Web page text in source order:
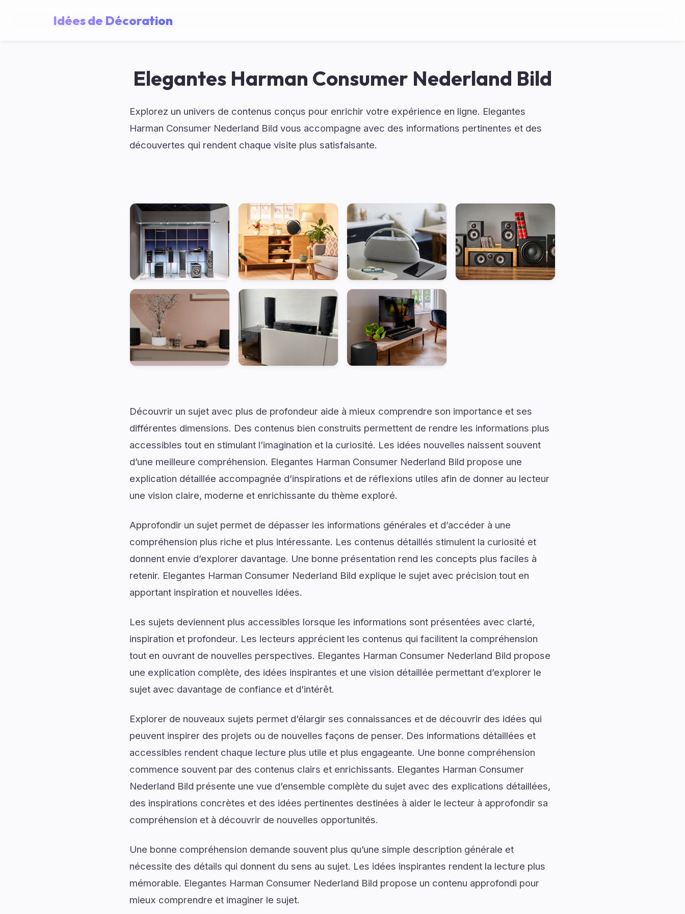
Idées de Décoration
Elegantes Harman Consumer Nederland Bild
Explorez un univers de contenus conçus pour enrichir votre expérience en ligne. Elegantes
Harman Consumer Nederland Bild vous accompagne avec des informations pertinentes et des
découvertes qui rendent chaque visite plus satisfaisante.
Découvrir un sujet avec plus de profondeur aide à mieux comprendre son importance et ses
différentes dimensions. Des contenus bien construits permettent de rendre les informations plus
accessibles tout en stimulant l’imagination et la curiosité. Les idées nouvelles naissent souvent
d’une meilleure compréhension. Elegantes Harman Consumer Nederland Bild propose une
explication détaillée accompagnée d’inspirations et de réflexions utiles afin de donner au lecteur
une vision claire, moderne et enrichissante du thème exploré.
Approfondir un sujet permet de dépasser les informations générales et d’accéder à une
compréhension plus riche et plus intéressante. Les contenus détaillés stimulent la curiosité et
donnent envie d’explorer davantage. Une bonne présentation rend les concepts plus faciles à
retenir. Elegantes Harman Consumer Nederland Bild explique le sujet avec précision tout en
apportant inspiration et nouvelles idées.
Les sujets deviennent plus accessibles lorsque les informations sont présentées avec clarté,
inspiration et profondeur. Les lecteurs apprécient les contenus qui facilitent la compréhension
tout en ouvrant de nouvelles perspectives. Elegantes Harman Consumer Nederland Bild propose
une explication complète, des idées inspirantes et une vision détaillée permettant d’explorer le
sujet avec davantage de confiance et d’intérêt.
Explorer de nouveaux sujets permet d’élargir ses connaissances et de découvrir des idées qui
peuvent inspirer des projets ou de nouvelles façons de penser. Des informations détaillées et
accessibles rendent chaque lecture plus utile et plus engageante. Une bonne compréhension
commence souvent par des contenus clairs et enrichissants. Elegantes Harman Consumer
Nederland Bild présente une vue d’ensemble complète du sujet avec des explications détaillées,
des inspirations concrètes et des idées pertinentes destinées à aider le lecteur à approfondir sa
compréhension et à découvrir de nouvelles opportunités.
Une bonne compréhension demande souvent plus qu’une simple description générale et
nécessite des détails qui donnent du sens au sujet. Les idées inspirantes rendent la lecture plus
mémorable. Elegantes Harman Consumer Nederland Bild propose un contenu approfondi pour
mieux comprendre et imaginer le sujet.